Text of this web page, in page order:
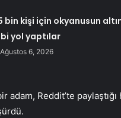
bin kişi için okyanusun
yol yaptılar
Ağustos 6, 2026
adam, Reddit’te